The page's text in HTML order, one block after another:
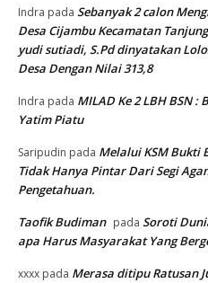
Indra pada Sebanyak 2 calon
Desa Cijambu Kecamatan
yudi sutiadi, S.Pd dinyatakan
Desa Dengan Nilai 313,8
Indra pada MILAD Ke 2 LBH BSN
Yatim Piatu
Saripudin pada Melalui KSM Bukti
Tidak Hanya Pintar Dari Segi
Pengetahuan.
Taofik Budiman pada Soroti
apa Harus Masyarakat Yang
xxxx pada Merasa ditipu Ratusan